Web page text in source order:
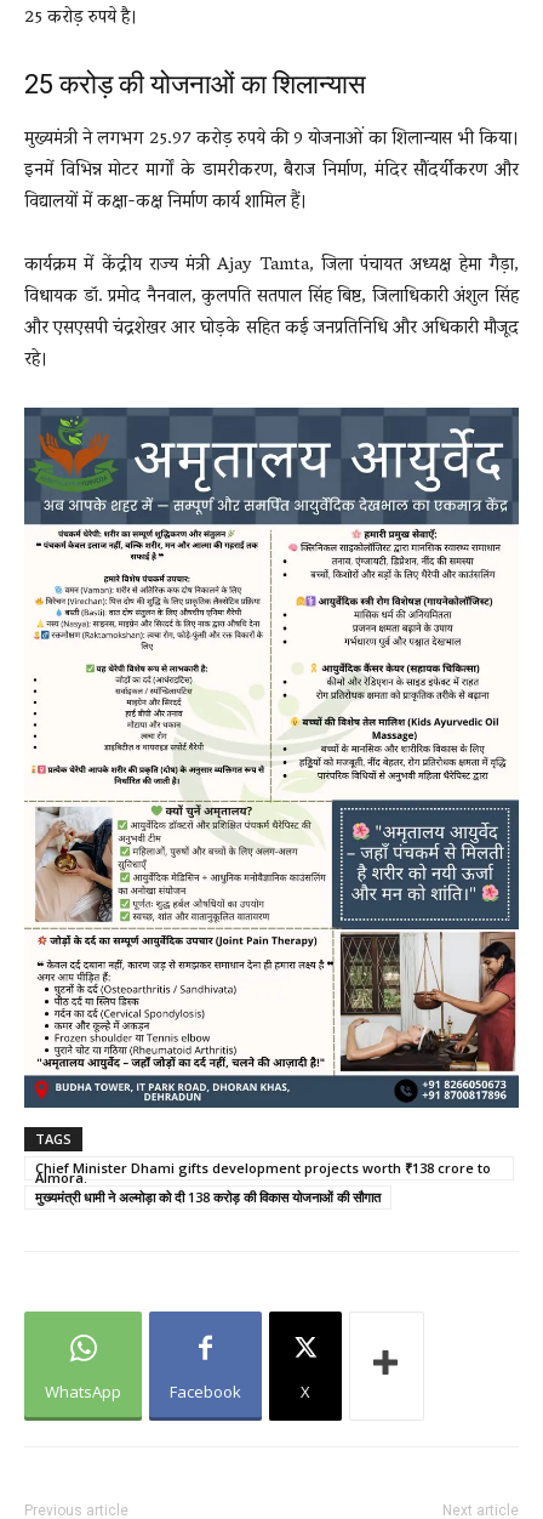
25 करोड़ रुपये है।
25 करोड़ की योजनाओं का शिलान्यास
मुख्यमंत्री ने लगभग 25.97 करोड़ रुपये की 9 योजनाओं का शिलान्यास भी किया।
इनमें विभिन्न मोटर मार्गों के डामरीकरण, बैराज निर्माण, मंदिर सौंदर्यीकरण और
विद्यालयों में कक्षा-कक्ष निर्माण कार्य शामिल हैं।
कार्यक्रम में केंद्रीय राज्य मंत्रीAjay Tamta, जिला पंचायत अध्यक्ष हेमा गैड़ा,
विधायक डॉ. प्रमोद नैनवाल, कुलपति सतपाल सिंह बिष्ट, जिलाधिकारी अंशुल सिंह
और एसएसपी चंद्रशेखर आर घोड़के सहित कई जनप्रतिनिधि और अधिकारी मौजूद
रहे।
TAGS
Chief Minister Dhami gifts development projects worth ₹138 crore to
Almora.
मुख्यमंत्री धामी ने अल्मोड़ा को दी 138 करोड़ की विकास योजनाओं की सौगात
WhatsApp Facebook X
Previous article Next article